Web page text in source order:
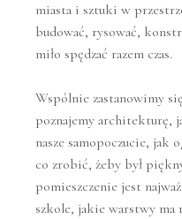
miasta i sztuki w
budować, rysować,
miło spędzać razem czas.
Wspólnie zastanowimy
poznajemy architekturę,
nasze samopoczucie, jak
co zrobić, żeby był
pomieszczenie jest
szkole, jakie warstwy ma